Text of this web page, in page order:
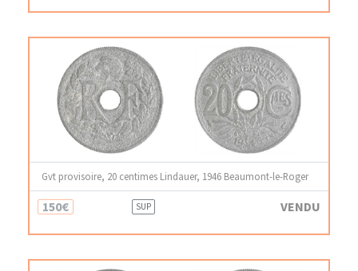
Gvt provisoire, 20 centimes Lindauer, 1946 Beaumont-le-Roger
150€ SUP VENDU